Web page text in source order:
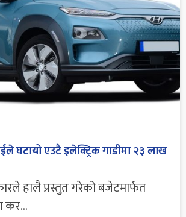
घटायो एउटै इलेक्ट्रिक गाडीमा २३ लाख
हालै प्रस्तुत गरेको बजेटमार्फत
कर...